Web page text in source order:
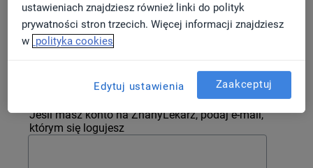
Nazwisko*
Jeśli masz konto na ZnanyLekarz, podaj e-mail,
którym się logujesz
ustawieniach znajdziesz również linki do polityk
prywatności stron trzecich. Więcej informacji znajdziesz
w polityka cookies
Edytuj ustawienia Zaakceptuj